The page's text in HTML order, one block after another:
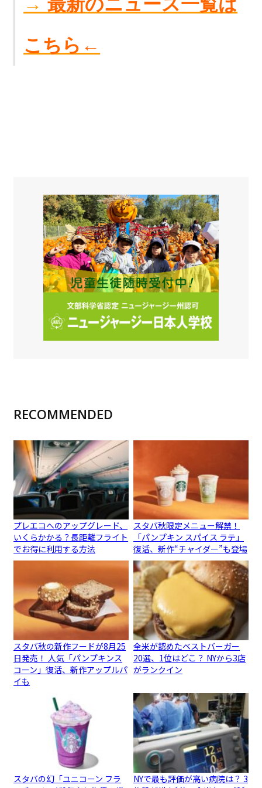
こちら←
RECOMMENDED
プレエコへのアップグレード、
いくらかかる？長距離フライト
でお得に利用する方法
スタバ秋限定メニュー解禁！
「パンプキン スパイス ラテ」
復活、新作“チャイダー”も登場
スタバ秋の新作フードが8月25
日発売！ 人気「パンプキンス
コーン」復活、新作アップルパ
イも
全米が認めたベストバーガー
20選、1位はどこ？ NYから3店
がランクイン
スタバの幻「ユニコーン フラ
NYで最も評価が高い病院は？ 3